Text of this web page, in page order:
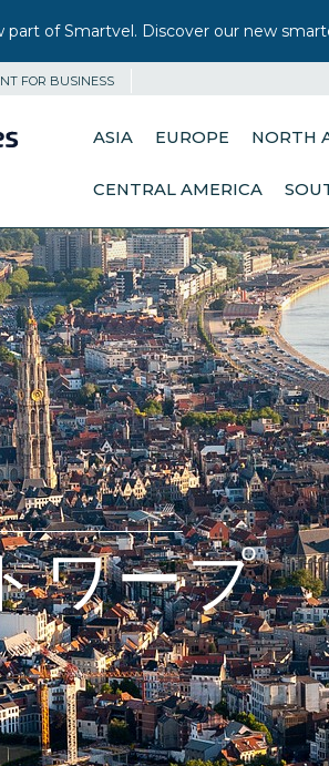
part of Smartvel. Discover our new
FOR BUSINESS
ASIA EUROPE NORTH
CENTRAL AMERICA
ワープ